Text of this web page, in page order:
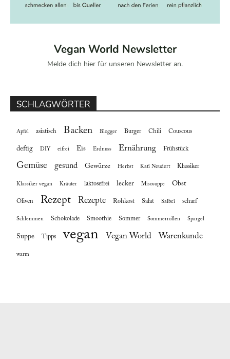
Vegan World Newsletter
Melde dich hier für unseren Newsletter an.
SCHLAGWÖRTER
Apfel asiatisch Backen Blogger Burger Chili Couscous
deftig DIY eifrei Eis Erdnuss Ernährung Frühstück
Gemüse gesund Gewürze Herbst Kati Neudert Klassiker
Klassiker vegan Kräuter laktosefrei lecker Misosuppe Obst
Oliven Rezept Rezepte Rohkost Salat Salbei scharf
Schlemmen Schokolade Smoothie Sommer Sommerrollen Spargel
Suppe Tipps vegan Vegan World Warenkunde
warm